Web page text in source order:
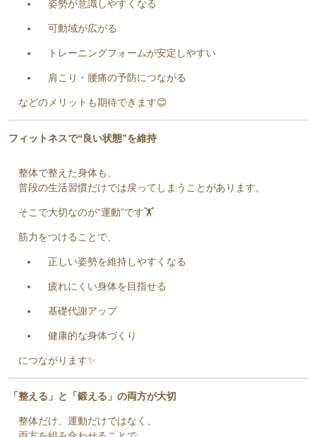
姿勢が意識しやすくなる
可動域が広がる
トレーニングフォームが安定しやすい
肩こり・腰痛の予防につながる
などのメリットも期待できます😊
フィットネスで“良い状態”を維持
整体で整えた身体も、
普段の生活習慣だけでは戻ってしまうことがあります。
そこで大切なのが“運動”です🏋️
筋力をつけることで、
正しい姿勢を維持しやすくなる
疲れにくい身体を目指せる
基礎代謝アップ
健康的な身体づくり
につながります✨
「整える」と「鍛える」の両方が大切
整体だけ、運動だけではなく、